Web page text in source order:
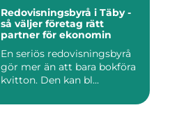
Redovisningsbyrå i Täby -
så väljer företag rätt
partner för ekonomin
En seriös redovisningsbyrå
gör mer än att bara bokföra
kvitton. Den kan bl...